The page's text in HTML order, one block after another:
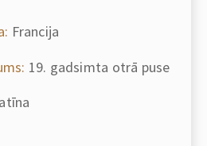
Francija
19. gadsimta otrā puse